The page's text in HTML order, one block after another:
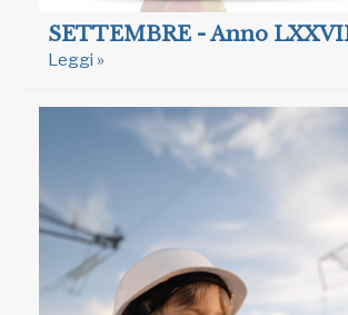
SETTEMBRE - Anno
Leggi »